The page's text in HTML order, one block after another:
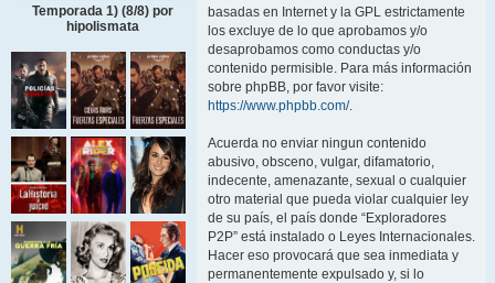
Temporada 1) (8/8) por
hipolismata
basadas en Internet y la GPL estrictamente
los excluye de lo que aprobamos y/o
desaprobamos como conductas y/o
contenido permisible. Para más información
sobre phpBB, por favor visite:
https://www.phpbb.com/.
Acuerda no enviar ningun contenido
abusivo, obsceno, vulgar, difamatorio,
indecente, amenazante, sexual o cualquier
otro material que pueda violar cualquier ley
de su país, el país donde “Exploradores
P2P” está instalado o Leyes Internacionales.
Hacer eso provocará que sea inmediata y
permanentemente expulsado y, si lo